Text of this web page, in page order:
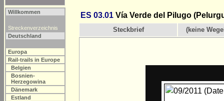
Willkommen
Streckenverzeichnis
Deutschland
Europa
Rail-trails in Europe
Belgien
Bosnien-
Herzegowina
Dänemark
Estland
ES 03.01 Vía Verde del Pilugo
Steckbrief (keine